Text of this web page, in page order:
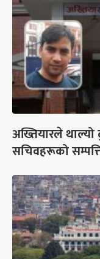
अख्तियारले थाल्यो
सचिवहरूको